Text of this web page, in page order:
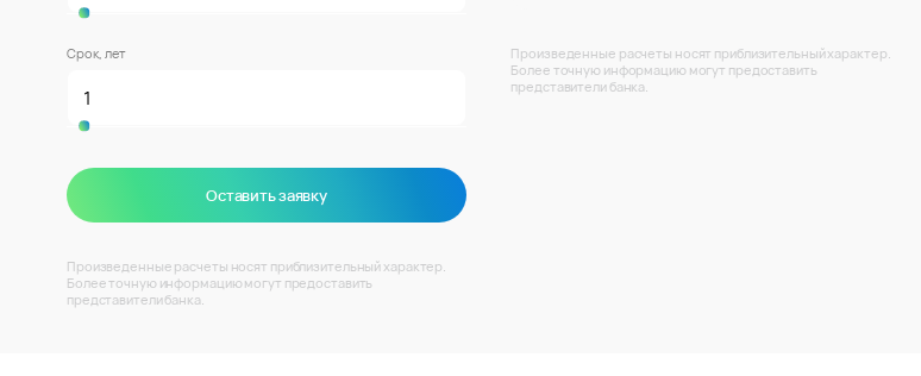
Срок, лет
Оставить заявку
Произведенные расчеты носят приблизительный характер.
Более точную информацию могут предоставить
представители банка.
Произведенные расчеты носят приблизительный характер.
Более точную информацию могут предоставить
представители банка.